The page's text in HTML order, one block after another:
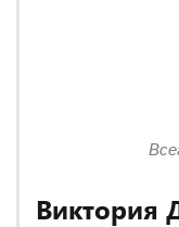
Виктория